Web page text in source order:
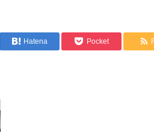
Hatena Pocket